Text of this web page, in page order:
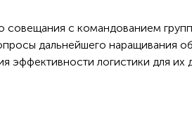
совещания с командованием
дальнейшего наращивания
эффективности логистики для их